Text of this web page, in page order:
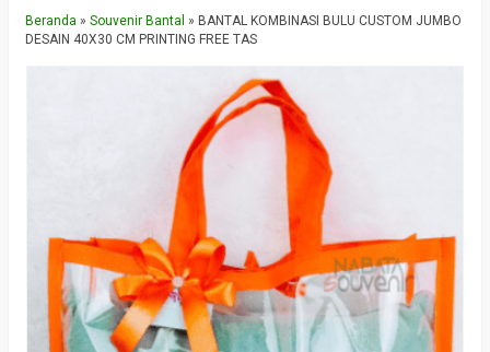
Beranda » Souvenir Bantal » BANTAL KOMBINASI BULU CUSTOM JUMBO
DESAIN 40X30 CM PRINTING FREE TAS